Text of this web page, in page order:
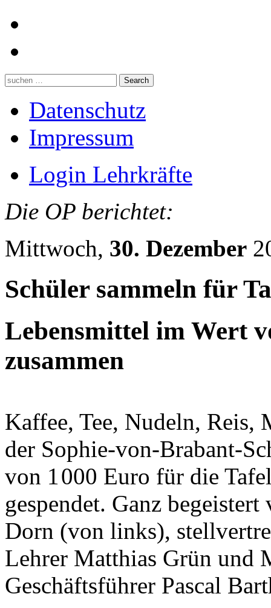
Datenschutz
Impressum
Login Lehrkräfte
Die OP berichtet:
Mittwoch, 30. Dezember
Schüler sammeln für
Lebensmittel im Wert
zusammen
Kaffee, Tee, Nudeln, Reis,
der Sophie-von-Brabant-
von 1 000 Euro für die
gespendet. Ganz
Dorn (von links),
Lehrer Matthias Grün und
Geschäftsführer Pascal